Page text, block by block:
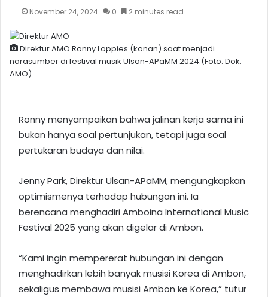
November 24, 2024 0 2 minutes read
Direktur AMO Ronny Loppies (kanan) saat menjadi
narasumber di festival musik Ulsan-APaMM 2024.(Foto: Dok.
AMO)
Ronny menyampaikan bahwa jalinan kerja sama ini
bukan hanya soal pertunjukan, tetapi juga soal
pertukaran budaya dan nilai.
Jenny Park, Direktur Ulsan-APaMM, mengungkapkan
optimismenya terhadap hubungan ini. Ia
berencana menghadiri Amboina International Music
Festival 2025 yang akan digelar di Ambon.
“Kami ingin mempererat hubungan ini dengan
menghadirkan lebih banyak musisi Korea di Ambon,
sekaligus membawa musisi Ambon ke Korea,” tutur